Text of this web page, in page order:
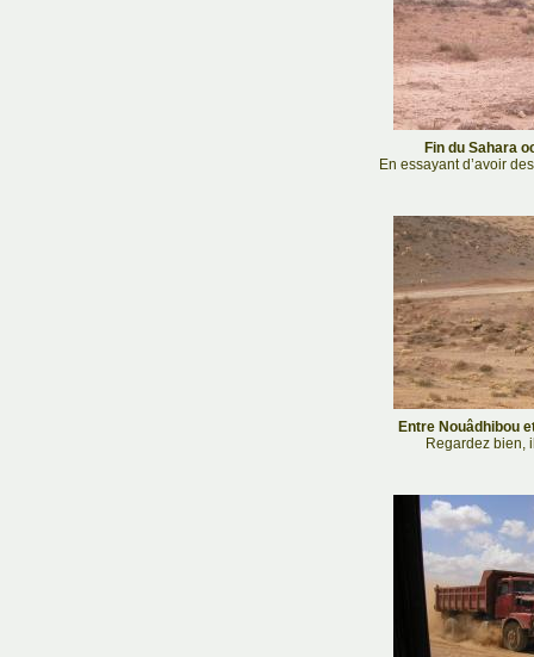
Fin du Sahara
En essayant d’avoir
Entre Nouâdhibou
Regardez bien,